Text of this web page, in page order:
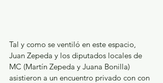
Tal y como se ventiló en este espacio,
Juan Zepeda y los diputados locales de
MC (Martín Zepeda y Juana Bonilla)
asistieron a un encuentro privado con con